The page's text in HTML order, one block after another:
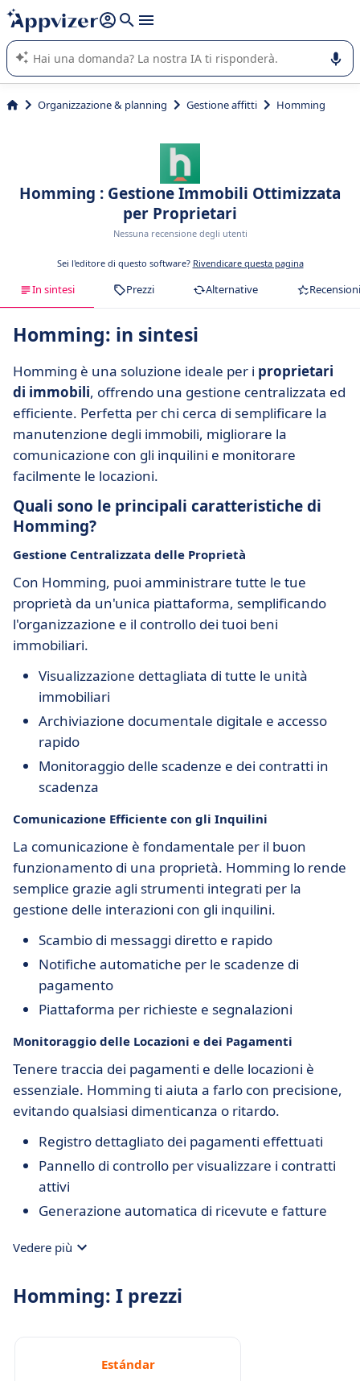
righe con
shift + enter
L'IA di Appvizer vi guida nell'utilizzo o nella scelta di un
software SaaS per la vostra azienda.
Organizzazione & planning Gestione affitti Homming
Homming : Gestione Immobili Ottimizzata
per Proprietari
Nessuna recensione degli utenti
Sei l'editore di questo software? Rivendicare questa pagina
In sintesi Prezzi Alternative Recensioni
Homming: in sintesi
Homming è una soluzione ideale per i proprietari
di immobili, offrendo una gestione centralizzata ed
efficiente. Perfetta per chi cerca di semplificare la
manutenzione degli immobili, migliorare la
comunicazione con gli inquilini e monitorare
facilmente le locazioni.
Quali sono le principali caratteristiche di
Homming?
Gestione Centralizzata delle Proprietà
Con Homming, puoi amministrare tutte le tue
proprietà da un'unica piattaforma, semplificando
l'organizzazione e il controllo dei tuoi beni
immobiliari.
Visualizzazione dettagliata di tutte le unità
immobiliari
Archiviazione documentale digitale e accesso
rapido
Monitoraggio delle scadenze e dei contratti in
scadenza
Comunicazione Efficiente con gli Inquilini
La comunicazione è fondamentale per il buon
funzionamento di una proprietà. Homming lo rende
semplice grazie agli strumenti integrati per la
gestione delle interazioni con gli inquilini.
Scambio di messaggi diretto e rapido
Notifiche automatiche per le scadenze di
pagamento
Piattaforma per richieste e segnalazioni
Monitoraggio delle Locazioni e dei Pagamenti
Tenere traccia dei pagamenti e delle locazioni è
essenziale. Homming ti aiuta a farlo con precisione,
evitando qualsiasi dimenticanza o ritardo.
Registro dettagliato dei pagamenti effettuati
Pannello di controllo per visualizzare i contratti
attivi
Generazione automatica di ricevute e fatture
Vedere più
Homming: I prezzi
Estándar